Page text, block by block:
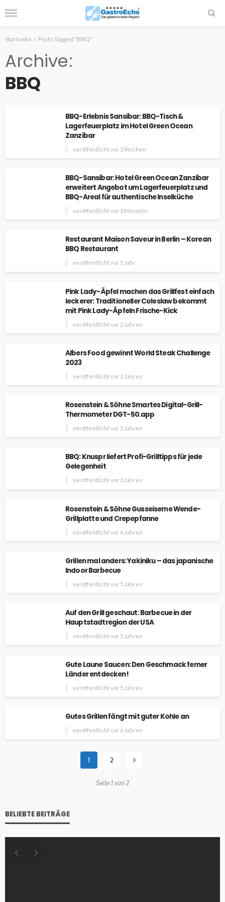
Startseite Posts Tagged "BBQ"
Archive
BBQ
BBQ-Erlebnis Sansibar: BBQ-Tisch &
Lagerfeuerplatz im Hotel Green Ocean
Zanzibar
veröffentlicht vor 2 Wochen
BBQ-Sansibar: Hotel Green Ocean Zanzibar
erweitert Angebot um Lagerfeuerplatz und
BBQ-Areal für authentische Inselküche
veröffentlicht vor 2 Monaten
Restaurant Maison Saveur in Berlin – Korean
BBQ Restaurant
veröffentlicht vor 1 Jahr
Pink Lady-Äpfel machen das Grillfest einfach
leckerer: Traditioneller Coleslaw bekommt
mit Pink Lady-Äpfeln Frische-Kick
veröffentlicht vor 2 Jahren
Albers Food gewinnt World Steak Challenge
2023
veröffentlicht vor 3 Jahren
Rosenstein & Söhne Smartes Digital-Grill-
Thermometer DGT-50.app
veröffentlicht vor 3 Jahren
BBQ: Knuspr liefert Profi-Grilltipps für jede
Gelegenheit
veröffentlicht vor 3 Jahren
Rosenstein & Söhne Gusseiserne Wende-
Grillplatte und Crepepfanne
veröffentlicht vor 4 Jahren
Grillen mal anders: Yakiniku – das japanische
Indoor Barbecue
veröffentlicht vor 5 Jahren
Auf den Grill geschaut: Barbecue in der
Hauptstadtregion der USA
veröffentlicht vor 5 Jahren
Gute Laune Saucen: Den Geschmack ferner
Länder entdecken!
veröffentlicht vor 5 Jahren
Gutes Grillen fängt mit guter Kohle an
veröffentlicht vor 6 Jahren
1 2
Seite 1 von 2
BELIEBTE BEITRÄGE